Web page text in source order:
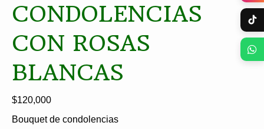
CONDOLENCIAS
CON ROSAS
BLANCAS
$120,000
Bouquet de condolencias